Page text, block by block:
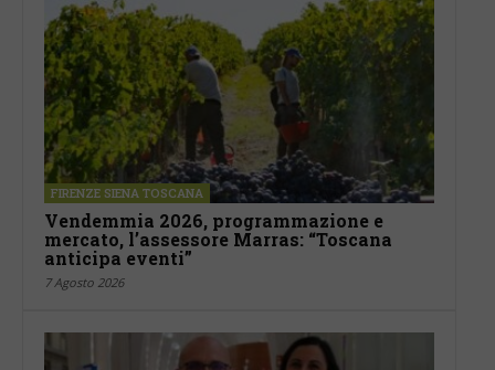
FIRENZE SIENA TOSCANA
Vendemmia 2026, programmazione e
mercato, l’assessore Marras: “Toscana
anticipa eventi”
7 Agosto 2026